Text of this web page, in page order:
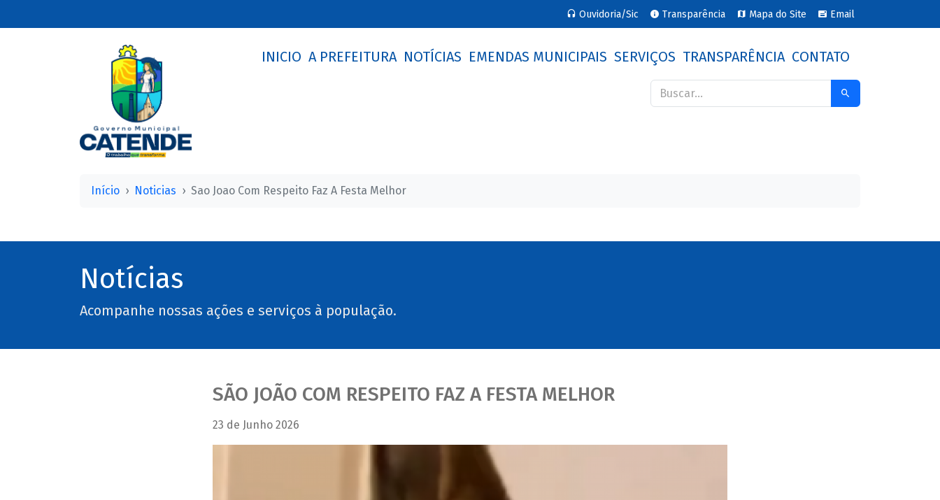
Ouvidoria/Sic Transparência Mapa do Site Email
INICIO A PREFEITURA NOTÍCIAS EMENDAS MUNICIPAIS SERVIÇOS TRANSPARÊNCIA CONTATO
Início Noticias Sao Joao Com Respeito Faz A Festa Melhor
Notícias
Acompanhe nossas ações e serviços à população.
SÃO JOÃO COM RESPEITO FAZ A FESTA MELHOR
23 de Junho 2026